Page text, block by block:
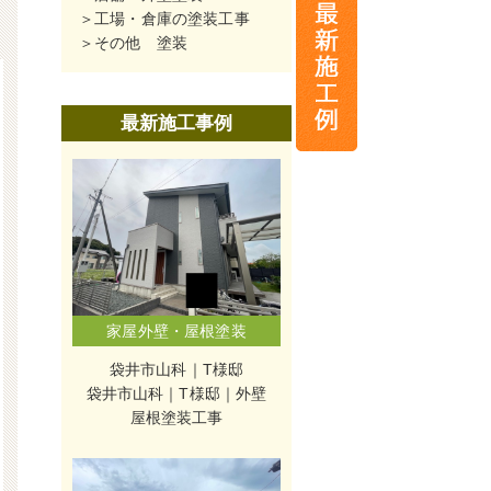
工場・倉庫の塗装工事
その他 塗装
最新施工事例
家屋外壁・屋根塗装
袋井市山科｜T様邸
袋井市山科｜T様邸｜外壁
屋根塗装工事